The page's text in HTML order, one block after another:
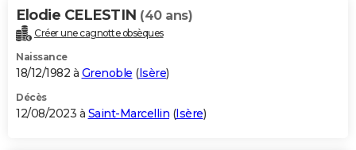
Elodie CELESTIN (40 ans)
Créer une cagnotte obsèques
Naissance
18/12/1982 à Grenoble (Isère)
Décès
12/08/2023 à Saint-Marcellin (Isère)